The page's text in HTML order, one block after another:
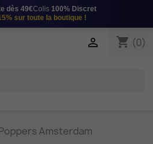
dès 49€Colis 100% Discret
sur toute la boutique !
shopping_cart (0)

Amsterdam